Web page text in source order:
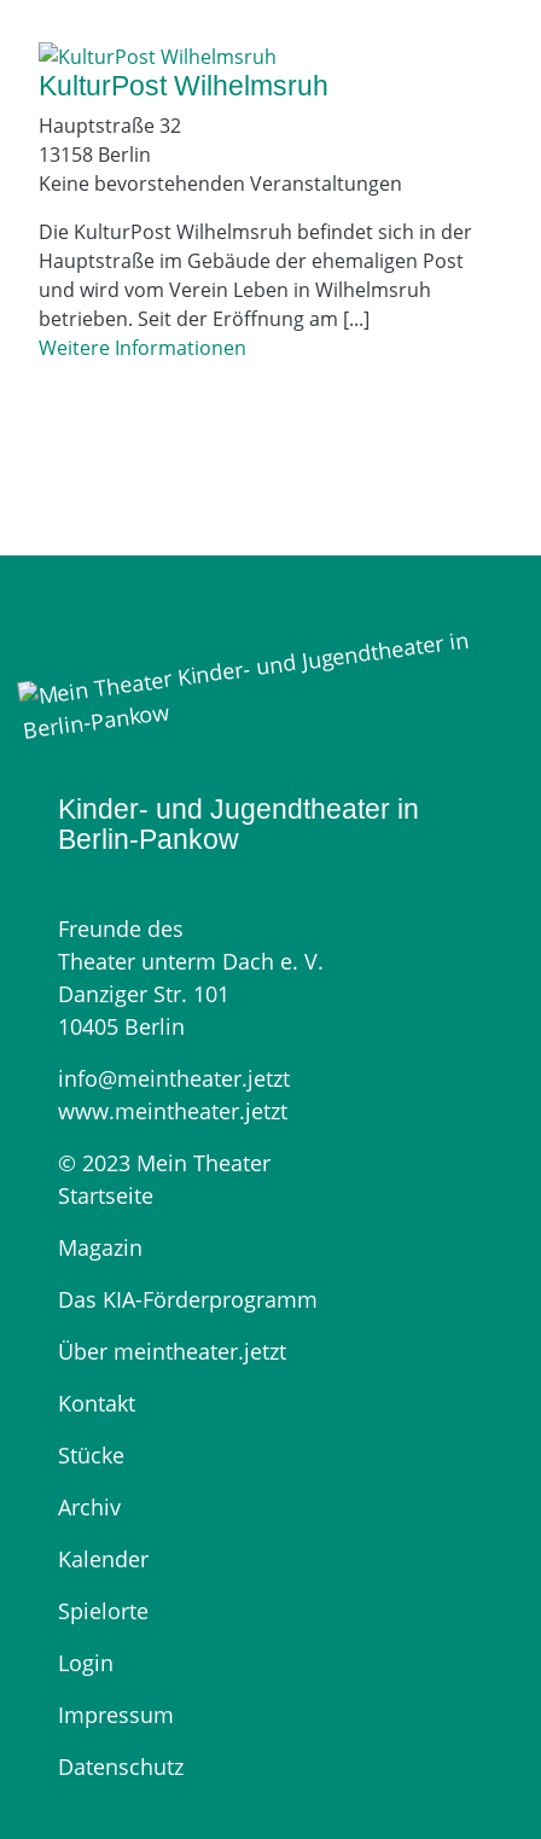
KulturPost Wilhelmsruh
Hauptstraße 32
13158 Berlin
Keine bevorstehenden Veranstaltungen
Die KulturPost Wilhelmsruh befindet sich in der
Hauptstraße im Gebäude der ehemaligen Post
und wird vom Verein Leben in Wilhelmsruh
betrieben. Seit der Eröffnung am [...]
Weitere Informationen
Mein Theater
Kinder- und Jugendtheater in
Berlin‑Pankow
Freunde des
Theater unterm Dach e. V.
Danziger Str. 101
10405 Berlin
info@meintheater.jetzt
www.meintheater.jetzt
© 2023 Mein Theater
Startseite
Magazin
Das KIA-Förderprogramm
Über meintheater.jetzt
Kontakt
Stücke
Archiv
Kalender
Spielorte
Login
Impressum
Datenschutz